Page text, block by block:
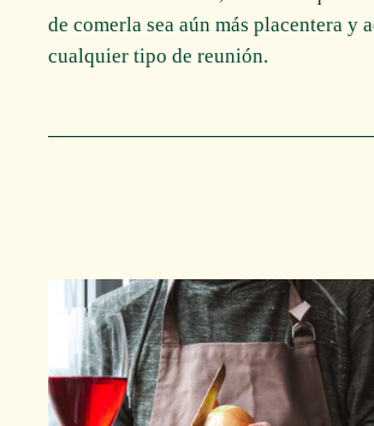
de comerla sea aún más placentera y
cualquier tipo de reunión.